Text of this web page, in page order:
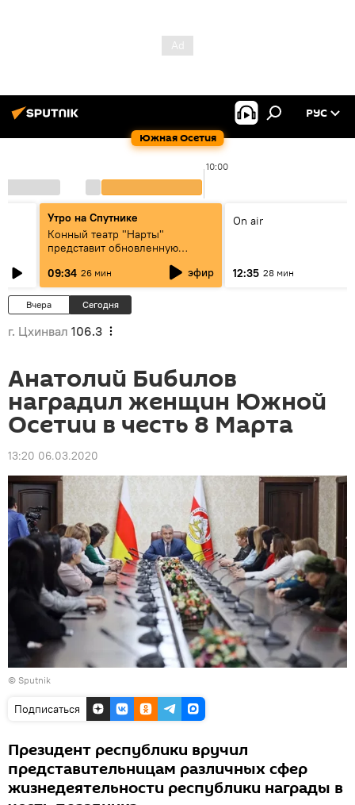
Южная Осетия
РУС
10:00
Утро на Спутнике
Конный театр "Нарты"
представит обновленную
"Легенды возвращаются"
09:34 26 мин эфир
On air
12:35 28 мин
Вчера Сегодня
г. Цхинвал 106.3
Анатолий Бибилов
наградил женщин Южной
Осетии в честь 8 Марта
13:20 06.03.2020
© Sputnik
Подписаться
Президент республики вручил
представительницам различных сфер
жизнедеятельности республики награды в